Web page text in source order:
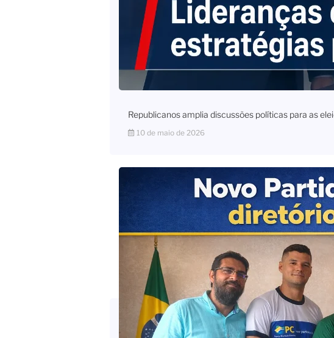
Republicanos amplia discussões políticas para as
10 de maio de 2026